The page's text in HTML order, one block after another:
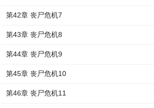
第42章 丧尸危机7
第43章 丧尸危机8
第44章 丧尸危机9
第45章 丧尸危机10
第46章 丧尸危机11